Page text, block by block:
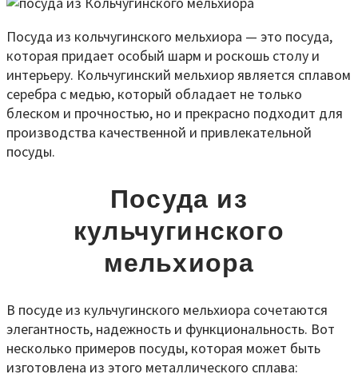
Посуда из кольчугинского мельхиора — это посуда,
которая придает особый шарм и роскошь столу и
интерьеру. Кольчугинский мельхиор является сплавом
серебра с медью, который обладает не только
блеском и прочностью, но и прекрасно подходит для
производства качественной и привлекательной
посуды.
Посуда из
кульчугинского
мельхиора
В посуде из кульчугинского мельхиора сочетаются
элегантность, надежность и функциональность. Вот
несколько примеров посуды, которая может быть
изготовлена из этого металлического сплава: